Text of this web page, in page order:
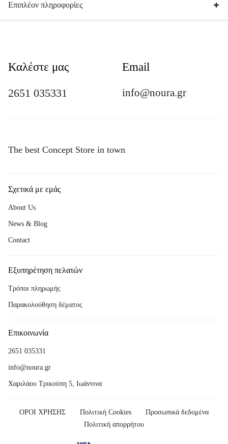
Επιπλέον πληροφορίες
Καλέστε μας
2651 035331
Email
info@noura.gr
The best Concept Store in town
Σχετικά με εμάς
About Us
News & Blog
Contact
Εξυπηρέτηση πελατών
Τρόποι πληρωμής
Παρακολούθηση δέματος
Επικοινωνία
2651 035331
info@noura.gr
Χαριλάου Τρικούπη 5, Ιωάννινα
ΟΡΟΙ ΧΡΗΣΗΣ Πολιτική Cookies
Προσωπικά δεδομένα
Πολιτική απορρήτου